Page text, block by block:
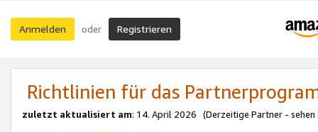
Anmelden oder Registrieren
Richtlinien für das
zuletzt aktualisiert am: 14. April 2026 (Derzeitige Partner - sehen